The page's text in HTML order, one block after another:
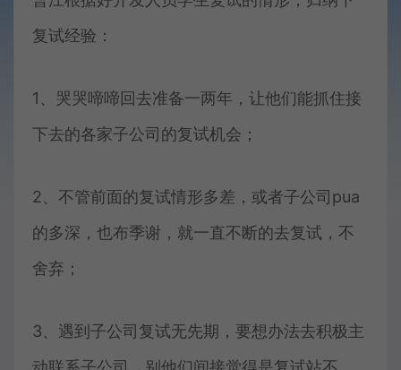
复试经验：
1、哭哭啼啼回去准备一两年，让他们能抓住接
下去的各家子公司的复试机会；
2、不管前面的复试情形多差，或者子公司pua
的多深，也布季谢，就一直不断的去复试，不
舍弃；
3、遇到子公司复试无先期，要想办法去积极主